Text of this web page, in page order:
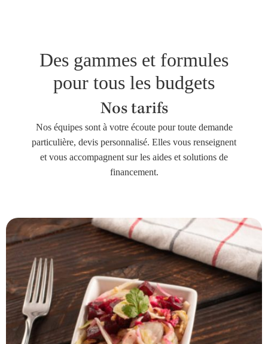
Des gammes et formules
pour tous les budgets
Nos tarifs
Nos équipes sont à votre écoute pour toute demande
particulière, devis personnalisé. Elles vous renseignent
et vous accompagnent sur les aides et solutions de
financement.